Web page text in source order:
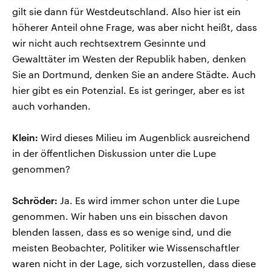
gilt sie dann für Westdeutschland. Also hier ist ein
höherer Anteil ohne Frage, was aber nicht heißt, dass
wir nicht auch rechtsextrem Gesinnte und
Gewalttäter im Westen der Republik haben, denken
Sie an Dortmund, denken Sie an andere Städte. Auch
hier gibt es ein Potenzial. Es ist geringer, aber es ist
auch vorhanden.
Klein: Wird dieses Milieu im Augenblick ausreichend
in der öffentlichen Diskussion unter die Lupe
genommen?
Schröder: Ja. Es wird immer schon unter die Lupe
genommen. Wir haben uns ein bisschen davon
blenden lassen, dass es so wenige sind, und die
meisten Beobachter, Politiker wie Wissenschaftler
waren nicht in der Lage, sich vorzustellen, dass diese